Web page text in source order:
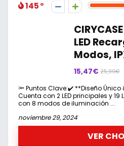
145
LED
Modos,
15,47€ 25,99€
🔦 Puntos Clave:✔️ **Diseño Único
Cuenta con 2 LED principales y
con 8 modos de iluminación ...
noviembre 29, 2024
VER